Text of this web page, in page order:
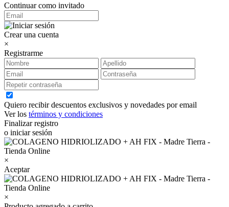
Continuar como invitado
Crear una cuenta
×
Registrarme
Quiero recibir descuentos exclusivos y novedades por email
Ver los términos y condiciones
Finalizar registro
o iniciar sesión
×
Aceptar
×